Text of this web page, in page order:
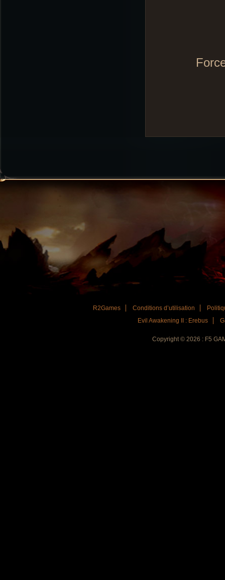
R2Games Conditions d’utilisation
Evil Awakening II : Erebus
Copyright © 2026 : F5